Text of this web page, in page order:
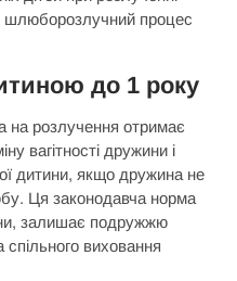
шлюборозлучний процес
до 1 року
на розлучення отримає
вагітності дружини і
дитини, якщо дружина не
Ця законодавча норма
залишає подружжю
виховання